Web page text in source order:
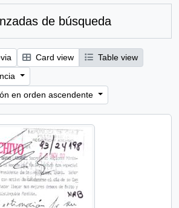
de búsqueda
Card view
Table view
en orden ascendente